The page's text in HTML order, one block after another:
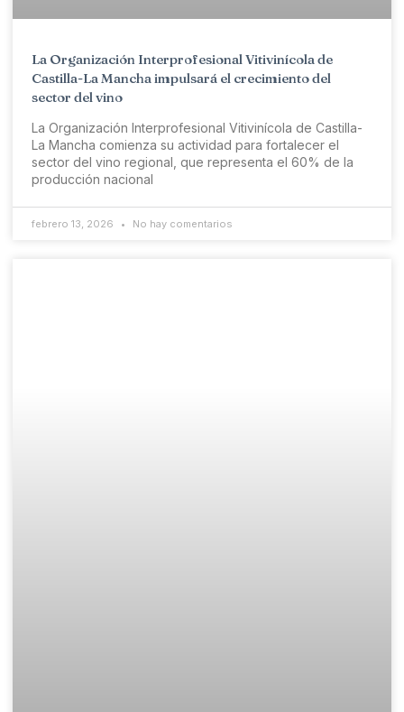
La Organización Interprofesional Vitivinícola de
Castilla-La Mancha impulsará el crecimiento del
sector del vino
La Organización Interprofesional Vitivinícola de Castilla-
La Mancha comienza su actividad para fortalecer el
sector del vino regional, que representa el 60% de la
producción nacional
febrero 13, 2026 No hay comentarios